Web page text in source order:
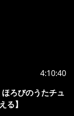
4:10:40
ほろびのうたチュ
】